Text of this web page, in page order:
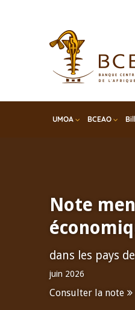
UMOA BCEAO
Note
dans les pays
juin 2026
Consulter la note